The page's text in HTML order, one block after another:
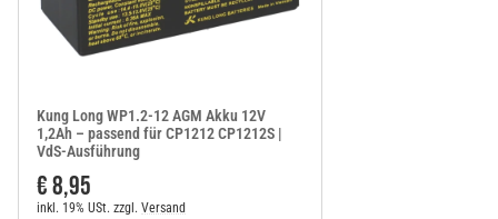
Kung Long WP1.2-12 AGM Akku 12V
1,2Ah – passend für CP1212 CP1212S |
VdS-Ausführung
€ 8,95
inkl. 19% USt. zzgl. Versand